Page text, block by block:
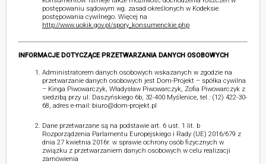
postępowaniu sądowym wg. zasad określonych w Kodeksie
postępowania cywilnego. Więcej na
http://www.uokik.gov.pl/spory_konsumenckie.php
INFORMACJE DOTYCZĄCE PRZETWARZANIA DANYCH OSOBOWYCH
Administratorem danych osobowych wskazanych w zgodzie na
przetwarzanie danych osobowych jest Dom-Projekt – spółka cywilna
– Kinga Piwowarczyk, Władysław Piwowarczyk, Zofia Piwowarczyk z
siedzibą przy ul. Daszyńskiego 6b, 32-400 Myślenice, tel.: (12) 422-30-
68, adres e-mail: biuro@dom-projekt.pl
Dane przetwarzane są na podstawie art. 6 ust. 1 lit. b
Rozporządzenia Parlamentu Europejskiego i Rady (UE) 2016/679 z
dnia 27 kwietnia 2016r. w sprawie ochrony osób fizycznych w
związku z przetwarzaniem danych osobowych w celu realizacji
zamówienia